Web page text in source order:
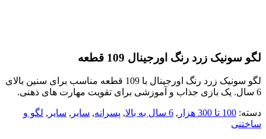
لگو سونیک زرد رنگ اورجینال 109 قطعه
لگو سونیک زرد رنگ اورجینال با 109 قطعه مناسب برای سنین بالای
6 سال. یک بازی جذاب و آموزشی برای تقویت مهارت های ذهنی.
دسته: 100 تا 300 هزار , 6 سال به بالا , پسرانه, سایر , سایر , لگو و
ساختنی